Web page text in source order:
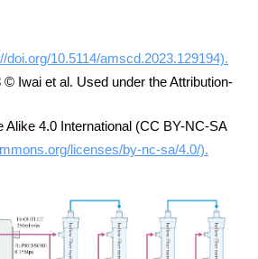
doi.org/10.5114/amscd.2023.129194).
Iwai et al. Used under the Attribution-
Alike 4.0 International (CC BY-NC-SA
licenses/by-nc-sa/4.0/).